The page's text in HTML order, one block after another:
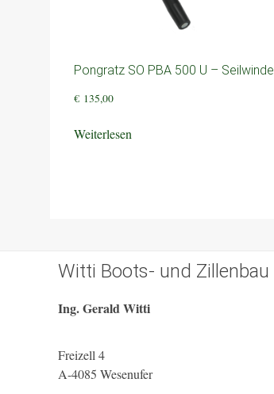
Pongratz SO PBA 500 U – Seilwinde
€ 135,00
Weiterlesen
Witti Boots- und Zillenbau
Ing. Gerald Witti
Freizell 4
A-4085 Wesenufer